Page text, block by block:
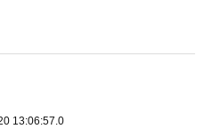
13:06:57.0